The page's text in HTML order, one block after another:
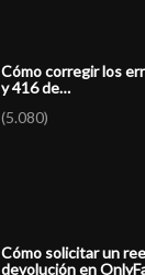
Cómo corregir los
y 416 de…
(5.080)
Cómo solicitar un
devolución en